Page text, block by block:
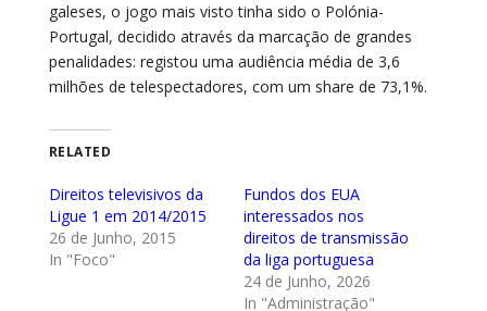
galeses, o jogo mais visto tinha sido o Polónia-
Portugal, decidido através da marcação de grandes
penalidades: registou uma audiência média de 3,6
milhões de telespectadores, com um share de 73,1%.
RELATED
Direitos televisivos da
Ligue 1 em 2014/2015
26 de Junho, 2015
In "Foco"
Fundos dos EUA
interessados nos
direitos de transmissão
da liga portuguesa
24 de Junho, 2026
In "Administração"